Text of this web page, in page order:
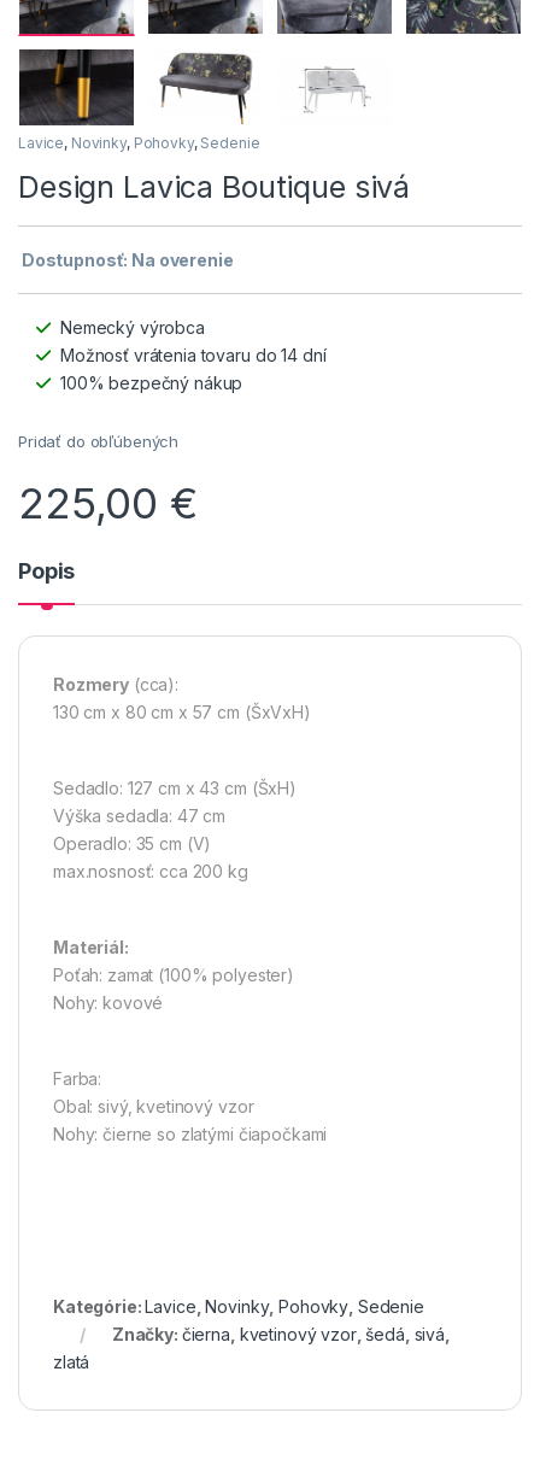
Lavice, Novinky, Pohovky, Sedenie
Design Lavica Boutique sivá
Dostupnosť: Na overenie
Nemecký výrobca
Možnosť vrátenia tovaru do 14 dní
100% bezpečný nákup
Pridať do obľúbených
225,00 €
Popis
Rozmery (cca):
130 cm x 80 cm x 57 cm (ŠxVxH)
Sedadlo: 127 cm x 43 cm (ŠxH)
Výška sedadla: 47 cm
Operadlo: 35 cm (V)
max.nosnosť: cca 200 kg
Materiál:
Poťah: zamat (100% polyester)
Nohy: kovové
Farba:
Obal: sivý, kvetinový vzor
Nohy: čierne so zlatými čiapočkami
Kategórie:Lavice ,Novinky,Pohovky Sedenie
Značky: čierna kvetinový vzor, šedá sivá
zlatá